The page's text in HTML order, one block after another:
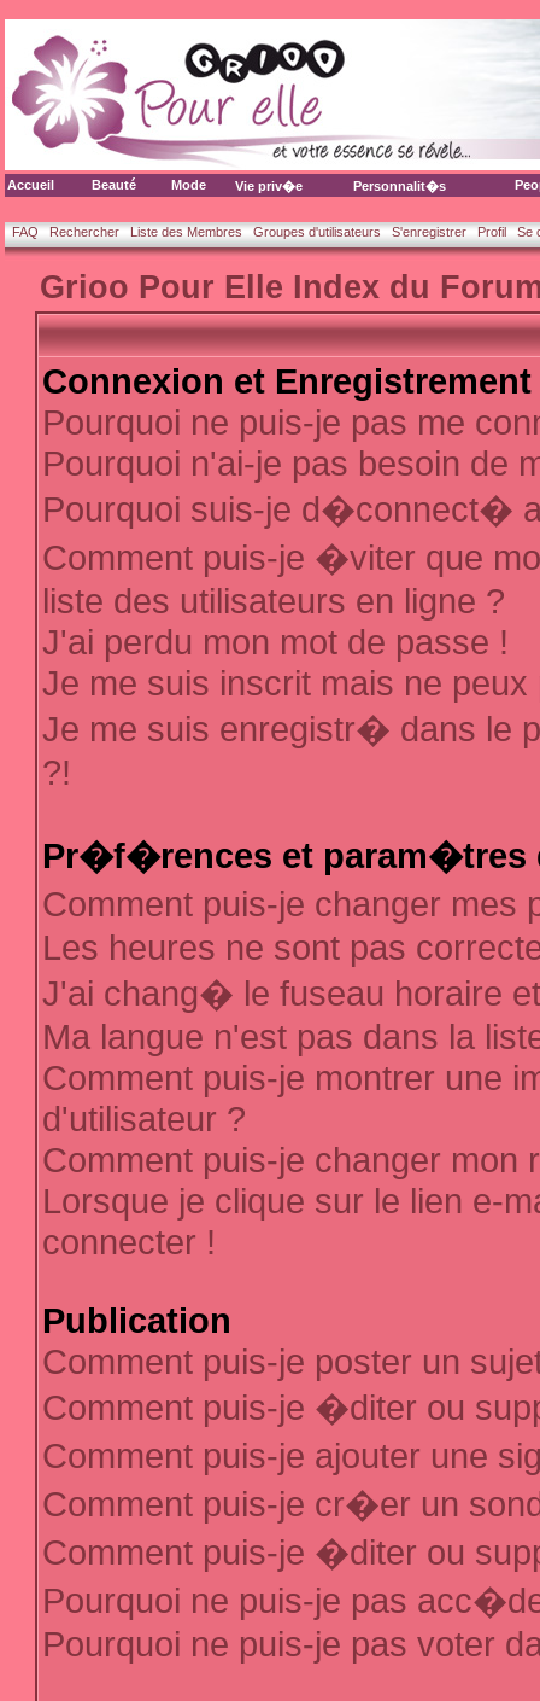
Accueil Beauté Mode Vie priv�e Personnalit�s
FAQ Rechercher Liste des Membres Groupes d'utilisateurs S'enregistrer Profil Se
Grioo Pour Elle Index du
Connexion et Enregistrement
Pourquoi ne puis-je pas me
Pourquoi n'ai-je pas besoin de
Pourquoi suis-je d�connect�
Comment puis-je �viter que
liste des utilisateurs en ligne ?
J'ai perdu mon mot de passe !
Je me suis inscrit mais ne
Je me suis enregistr� dans le
?!
Pr�f�rences et param�tres
Comment puis-je changer
Les heures ne sont pas
J'ai chang� le fuseau horaire
Ma langue n'est pas dans la
Comment puis-je montrer une
d'utilisateur ?
Comment puis-je changer mon
Lorsque je clique sur le lien e-
connecter !
Publication
Comment puis-je poster un
Comment puis-je �diter ou
Comment puis-je ajouter une
Comment puis-je cr�er un
Comment puis-je �diter ou
Pourquoi ne puis-je pas
Pourquoi ne puis-je pas voter